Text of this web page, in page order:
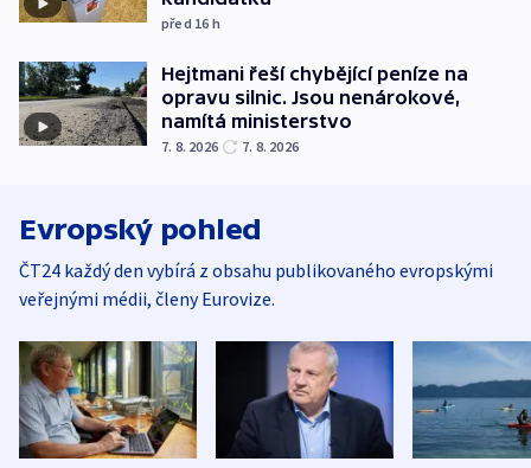
před 16 h
Hejtmani řeší chybějící peníze na
opravu silnic. Jsou nenárokové,
namítá ministerstvo
7. 8. 2026 7. 8. 2026
Evropský pohled
ČT24 každý den vybírá z obsahu publikovaného evropskými
veřejnými médii, členy Eurovize.